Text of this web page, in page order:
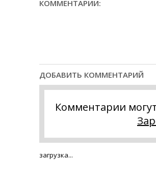
КОММЕНТАРИИ:
ДОБАВИТЬ КОММЕНТАРИЙ
Комментарии
загрузка...